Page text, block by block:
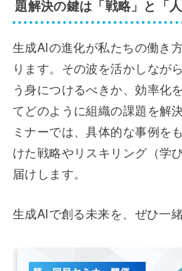
題解決の鍵は「戦略」と「人
生成AIの進化が私たちの働き
ります。その波を活かしなが
う身につけるべきか、効率化
てどのように組織の課題を解
ミナーでは、具体的な事例を
けた戦略やリスキリング（学
届けします。
生成AIで創る未来を、ぜひ一